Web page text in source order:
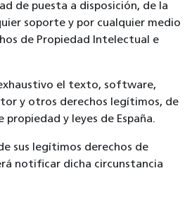
de puesta a disposición, de la
soporte y por cualquier medio
de Propiedad Intelectual e
el texto, software,
y otros derechos legítimos, de
y leyes de España.
sus legítimos derechos de
notificar dicha circunstancia